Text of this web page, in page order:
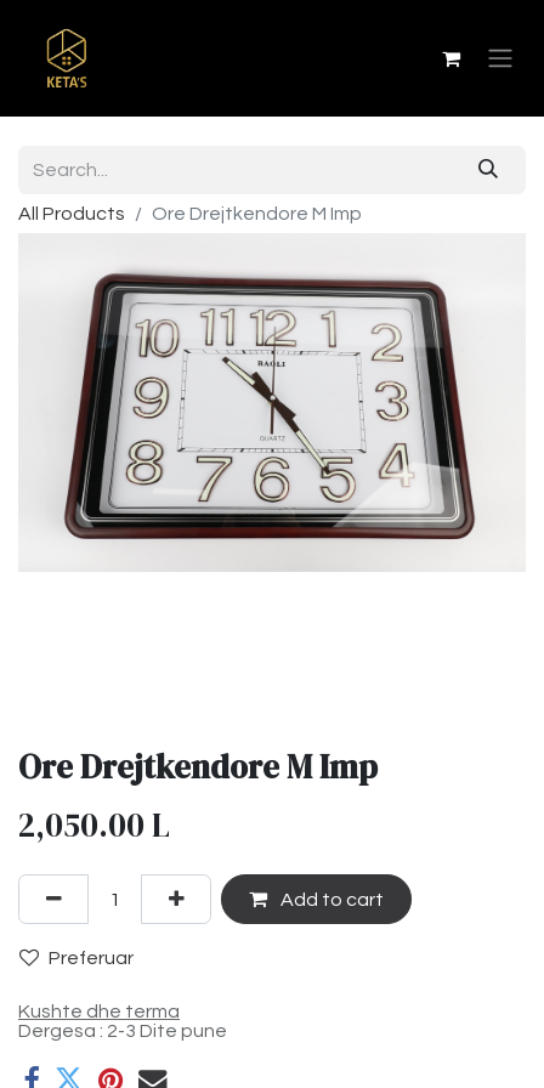
All Products Ore Drejtkendore M Imp
Ore Drejtkendore M Imp
2,050.00L
Add to cart
Preferuar
Kushte dhe terma
Dergesa : 2-3 Dite pune